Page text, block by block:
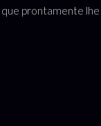
que prontamente lhe